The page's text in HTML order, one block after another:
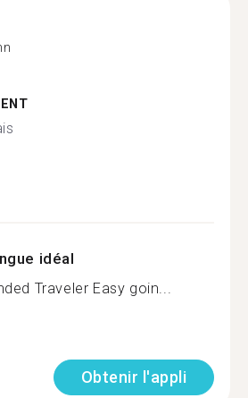
idéal
Traveler Easy goin...
Obtenir l'appli